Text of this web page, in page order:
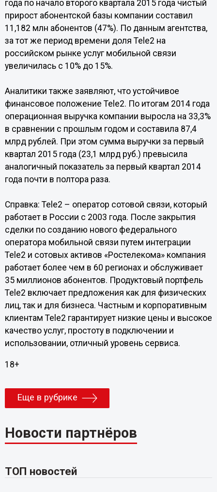
года по начало второго квартала 2015 года чистый
прирост абонентской базы компании составил
11,182 млн абонентов (47%). По данным агентства,
за тот же период времени доля Tele2 на
российском рынке услуг мобильной связи
увеличилась с 10% до 15%.
Аналитики также заявляют, что устойчивое
финансовое положение Tele2. По итогам 2014 года
операционная выручка компании выросла на 33,3%
в сравнении с прошлым годом и составила 87,4
млрд рублей. При этом сумма выручки за первый
квартал 2015 года (23,1 млрд руб.) превысила
аналогичный показатель за первый квартал 2014
года почти в полтора раза.
Справка: Tele2 – оператор сотовой связи, который
работает в России с 2003 года. После закрытия
сделки по созданию нового федерального
оператора мобильной связи путем интеграции
Tele2 и сотовых активов «Ростелекома» компания
работает более чем в 60 регионах и обслуживает
35 миллионов абонентов. Продуктовый портфель
Tele2 включает предложения как для физических
лиц, так и для бизнеса. Частным и корпоративным
клиентам Tele2 гарантирует низкие цены и высокое
качество услуг, простоту в подключении и
использовании, отличный уровень сервиса.
18+
Еще в рубрике
Новости партнёров
ТОП новостей